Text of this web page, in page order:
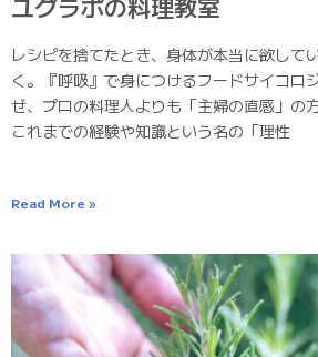
レシピを捨てたとき、身体が本当に欲して
く。『呼吸』で身につけるフードサイコロ
ぜ、プロの料理人よりも「主婦の直感」の
これまでの経験や知識という名の「理性
Read More »